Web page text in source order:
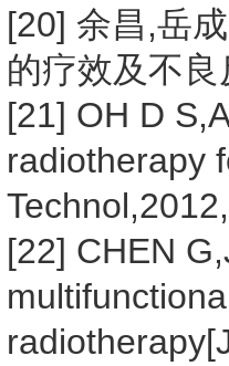
[20] 余昌,岳
的疗效及不
[21] OH D
radiotherapy
[22] CHEN